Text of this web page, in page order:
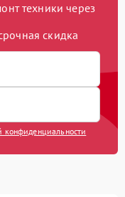
техники через
скидка
конфиденциальности